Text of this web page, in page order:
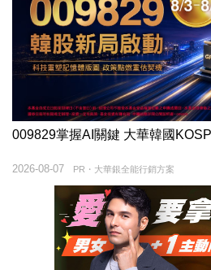
009829掌握AI關鍵 大華韓國
PR・大華銀全能行銷方案
2026-08-07